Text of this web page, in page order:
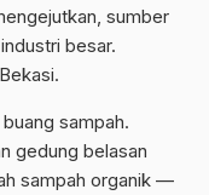
sumber
besar.
sampah.
gedung belasan
sampah organik —